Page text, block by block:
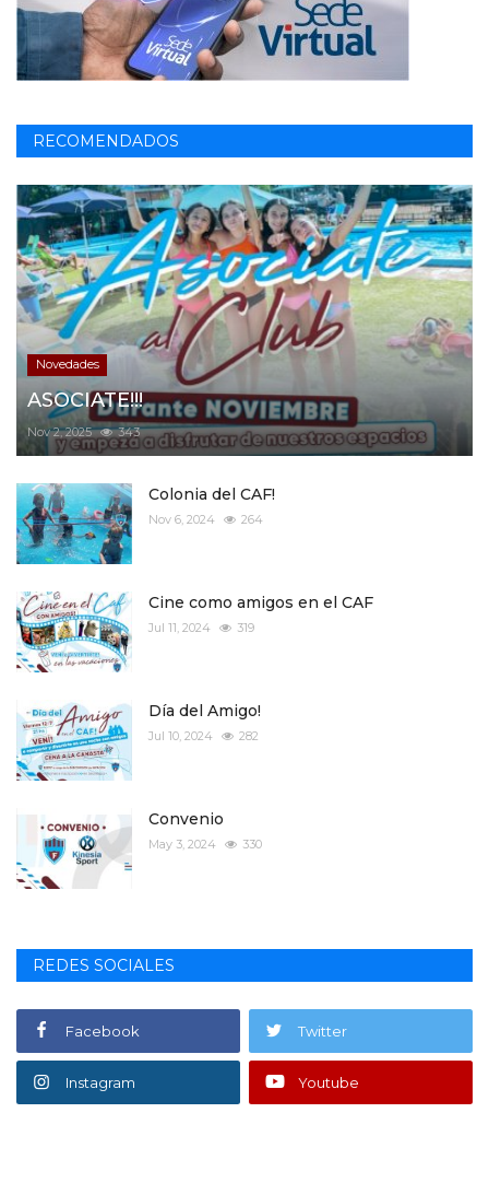
RECOMENDADOS
Novedades
ASOCIATE!!!
Nov 2, 2025 343
Colonia del CAF!
Nov 6, 2024 264
Cine como amigos en el CAF
Jul 11, 2024 319
Día del Amigo!
Jul 10, 2024 282
Convenio
May 3, 2024 330
REDES SOCIALES
Facebook Twitter
Instagram Youtube